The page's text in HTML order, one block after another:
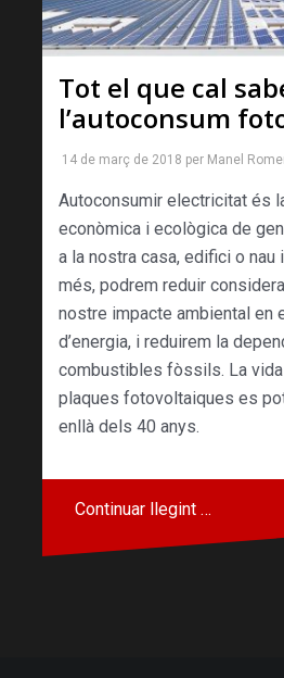
Tot el que cal
l’autoconsum
14 de març de 2018 per Manel
Autoconsumir electricitat és
econòmica i ecològica de
a la nostra casa, edifici o nau
més, podrem reduir
nostre impacte ambiental en
d’energia, i reduirem la
combustibles fòssils. La
plaques fotovoltaiques es
enllà dels 40 anys.
Continuar llegint …